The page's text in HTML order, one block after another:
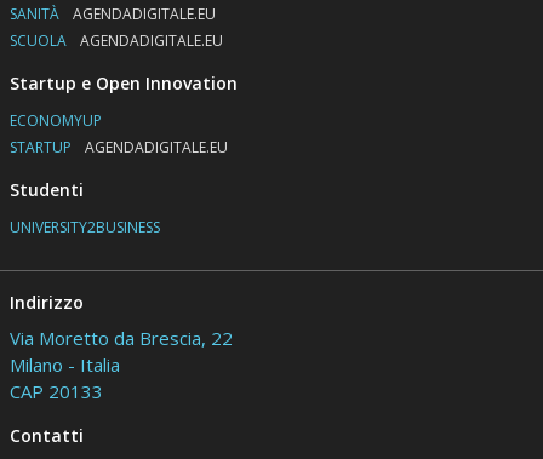
SANITÀ
AGENDADIGITALE.EU
SCUOLA
AGENDADIGITALE.EU
Startup e Open Innovation
ECONOMYUP
STARTUP
AGENDADIGITALE.EU
Studenti
UNIVERSITY2BUSINESS
Indirizzo
Via Moretto da Brescia, 22
Milano - Italia
CAP 20133
Contatti